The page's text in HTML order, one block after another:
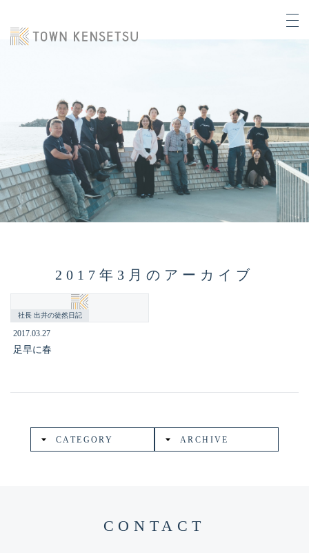
2017年3月のアーカイブ
社長 出井の徒然日記
2017.03.27
足早に春
CATEGORY ARCHIVE
CONTACT